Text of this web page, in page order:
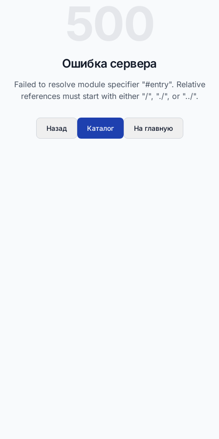
Ошибка сервера
Failed to resolve module specifier "#entry". Relative
references must start with either "/", "./", or "../".
Назад Каталог На главную